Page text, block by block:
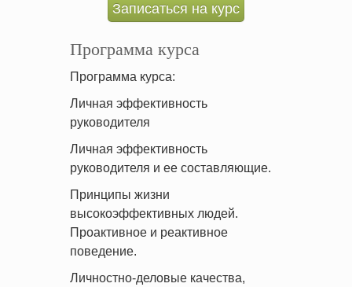
Записаться на курс
Программа курса
Программа курса:
Личная эффективность
руководителя
Личная эффективность
руководителя и ее составляющие.
Принципы жизни
высокоэффективных людей.
Проактивное и реактивное
поведение.
Личностно-деловые качества,